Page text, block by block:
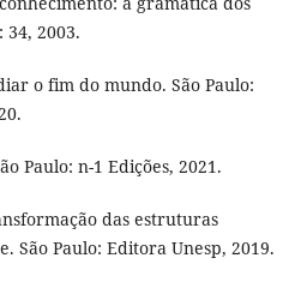
34, 2003.
o fim do mundo. São Paulo:
Paulo: n-1 Edições, 2021.
das estruturas
São Paulo: Editora Unesp, 2019.